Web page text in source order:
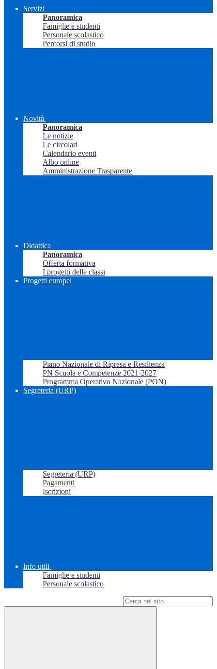
Servizi
Panoramica
Famiglie e studenti
Personale scolastico
Percorsi di studio
Novità
Panoramica
Le notizie
Le circolari
Calendario eventi
Albo online
Amministrazione Trasparente
Didattica
Panoramica
Offerta formativa
I progetti delle classi
Progetti europei
Piano Nazionale di Ripresa e Resilienza
PN Scuola e Competenze 2021-2027
Programma Operativo Nazionale (PON)
Segreteria (URP)
Segreteria (URP)
Pagamenti
Iscrizioni
Info utili
Famiglie e studenti
Personale scolastico